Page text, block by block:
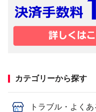
カテゴリーから探す
トラブル・よく